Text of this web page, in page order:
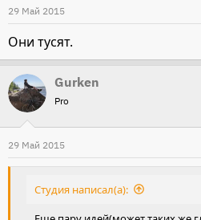
29 Май 2015
Они тусят.
Gurken
Pro
29 Май 2015
Студия написал(а):